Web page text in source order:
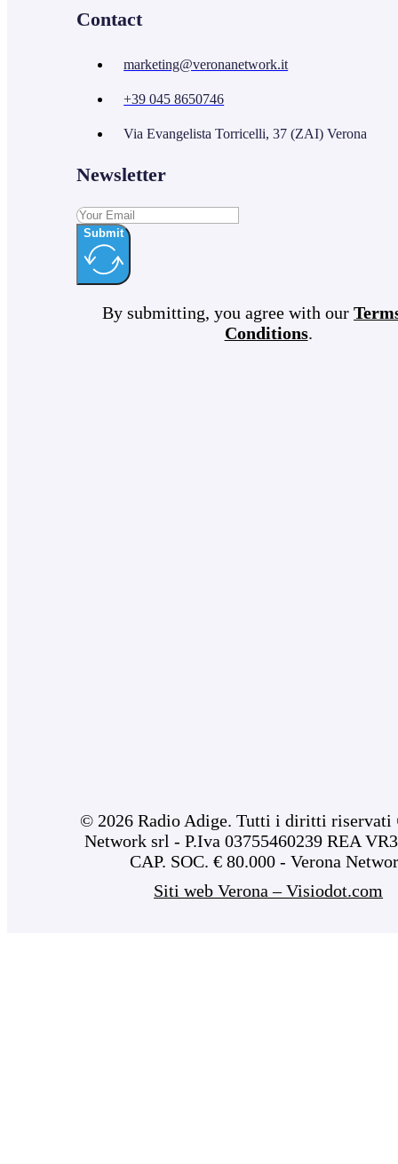
Contact
marketing@veronanetwork.it
+39 045 8650746
Via Evangelista Torricelli, 37 (ZAI) Verona
Newsletter
Submit
By submitting, you agree with our
Conditions.
© 2026 Radio Adige. Tutti i diritti riservati
Network srl - P.Iva 03755460239 REA
CAP. SOC. € 80.000 - Verona
Siti web Verona – Visiodot.com